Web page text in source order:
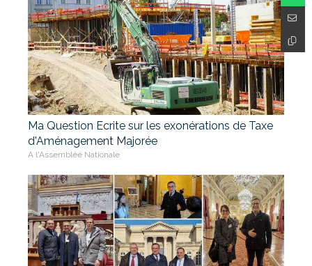
Ma Question Ecrite sur les exonérations de Taxe
d'Aménagement Majorée
A l'Assemblée Nationale